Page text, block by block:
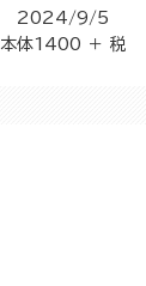
2024/9/5
本体1400 ＋ 税